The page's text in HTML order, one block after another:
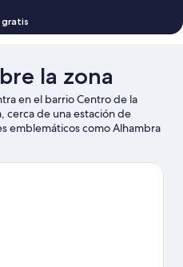
la zona
en el barrio Centro de la
cerca de una estación de
emblemáticos como Alhambra
no te pierdas Calle Gran
de Granada y Parque de las